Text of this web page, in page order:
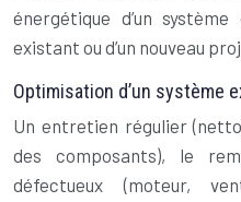
énergétique d’un
existant ou d’un nouveau
Optimisation d’un système
Un entretien régulier
des composants), le
défectueux (moteur,